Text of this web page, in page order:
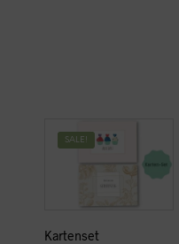
SALE!
Kartenset